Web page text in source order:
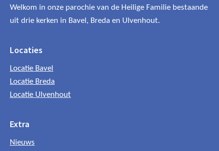
Welkom in onze parochie van de Heilige Familie bestaande
uit drie kerken in Bavel, Breda en Ulvenhout.
Locaties
Locatie Bavel
Locatie Breda
Locatie Ulvenhout
Extra
Nieuws